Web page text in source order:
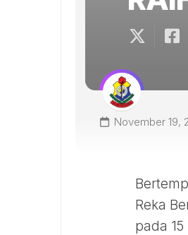
November 19,
Reka
pada